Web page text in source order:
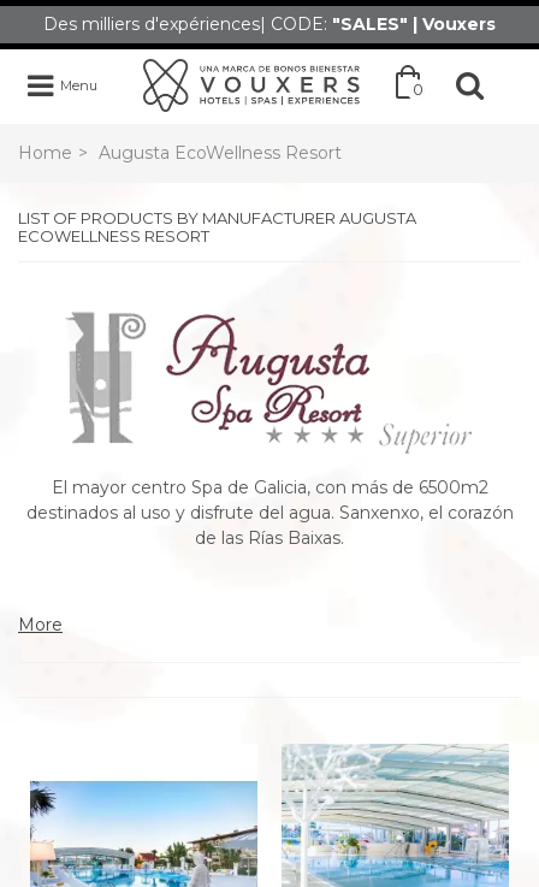
Des milliers d'expériences| CODE: "SALES" | Vouxers
Menu 0
Home > Augusta EcoWellness Resort
LIST OF PRODUCTS BY MANUFACTURER AUGUSTA
ECOWELLNESS RESORT
El mayor centro Spa de Galicia, con más de 6500m2
destinados al uso y disfrute del agua. Sanxenxo, el corazón
de las Rías Baixas.
More